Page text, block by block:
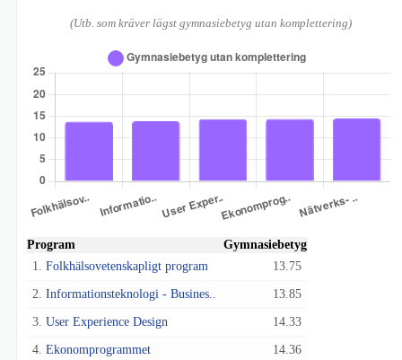
(Utb. som kräver lägst gymnasiebetyg utan komplettering)
Program
Gymnasiebetyg
1. Folkhälsovetenskapligt program 13.75
2. Informationsteknologi - Busines.. 13.85
3. User Experience Design 14.33
4. Ekonomprogrammet 14.36